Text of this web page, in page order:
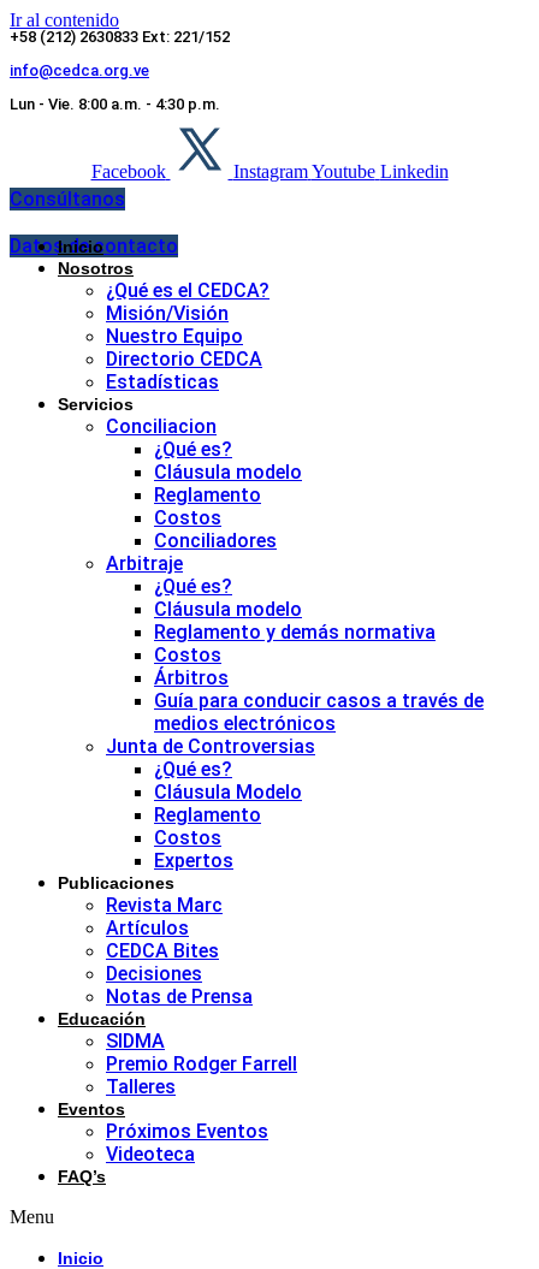
Ir al contenido
+58 (212) 2630833 Ext: 221/152
info@cedca.org.ve
Lun - Vie. 8:00 a.m. - 4:30 p.m.
Facebook Instagram Youtube Linkedin
Consúltanos
Datos de contacto
Inicio
Nosotros
¿Qué es el CEDCA?
Misión/Visión
Nuestro Equipo
Directorio CEDCA
Estadísticas
Servicios
Conciliacion
¿Qué es?
Cláusula modelo
Reglamento
Costos
Conciliadores
Arbitraje
¿Qué es?
Cláusula modelo
Reglamento y demás normativa
Costos
Árbitros
Guía para conducir casos a través de
medios electrónicos
Junta de Controversias
¿Qué es?
Cláusula Modelo
Reglamento
Costos
Expertos
Publicaciones
Revista Marc
Artículos
CEDCA Bites
Decisiones
Notas de Prensa
Educación
SIDMA
Premio Rodger Farrell
Talleres
Eventos
Próximos Eventos
Videoteca
FAQ’s
Menu
Inicio